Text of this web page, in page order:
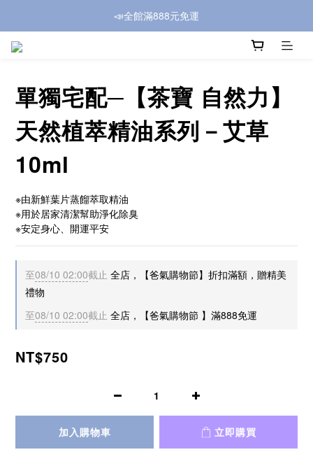
📣全館滿888元免運
單獨宅配─【茶寶 自然力】
天然植萃精油系列－艾草
10ml
※由新鮮葉片蒸餾萃取精油
※用於居家清潔幫助淨化除臭
※安定身心、開運平安
至08/10 02:00截止 全店，【爸氣購物節】折扣滿額，贈精美
禮物
至08/10 02:00截止 全店，【爸氣購物節 】滿888免運
NT$750
加入購物車 立即購買